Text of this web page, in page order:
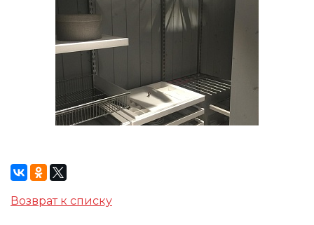
Возврат к списку